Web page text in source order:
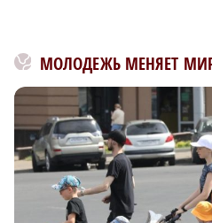
МОЛОДЕЖЬ МЕНЯЕТ